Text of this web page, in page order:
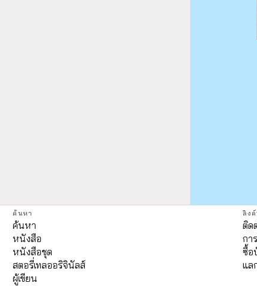
ค้นหา
ค้นหา
หนังสือ
หนังสือชุด
สตอรี่เทลออริจินัลส์
ผู้เขียน
ลิง
ติด
กา
ซื้อ
แล